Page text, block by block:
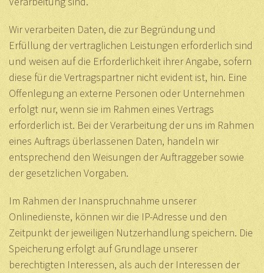
Wir verarbeiten Daten, die zur Begründung und
Erfüllung der vertraglichen Leistungen erforderlich sind
und weisen auf die Erforderlichkeit ihrer Angabe, sofern
diese für die Vertragspartner nicht evident ist, hin. Eine
Offenlegung an externe Personen oder Unternehmen
erfolgt nur, wenn sie im Rahmen eines Vertrags
erforderlich ist. Bei der Verarbeitung der uns im Rahmen
eines Auftrags überlassenen Daten, handeln wir
entsprechend den Weisungen der Auftraggeber sowie
der gesetzlichen Vorgaben.
Im Rahmen der Inanspruchnahme unserer
Onlinedienste, können wir die IP-Adresse und den
Zeitpunkt der jeweiligen Nutzerhandlung speichern. Die
Speicherung erfolgt auf Grundlage unserer
berechtigten Interessen, als auch der Interessen der